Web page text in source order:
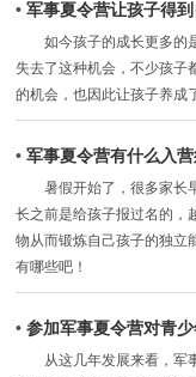
•军事夏令营让孩子得
如今孩子的成长更多的是
失去了这种机会，不少孩子
的机会，也因此让孩子养成
•军事夏令营有什么入营
暑假开始了，很多家长早
长之前是给孩子报过名的，
物从而锻炼自己孩子的独立
有哪些吧！
•参加军事夏令营对青
从这几年发展来看，军事